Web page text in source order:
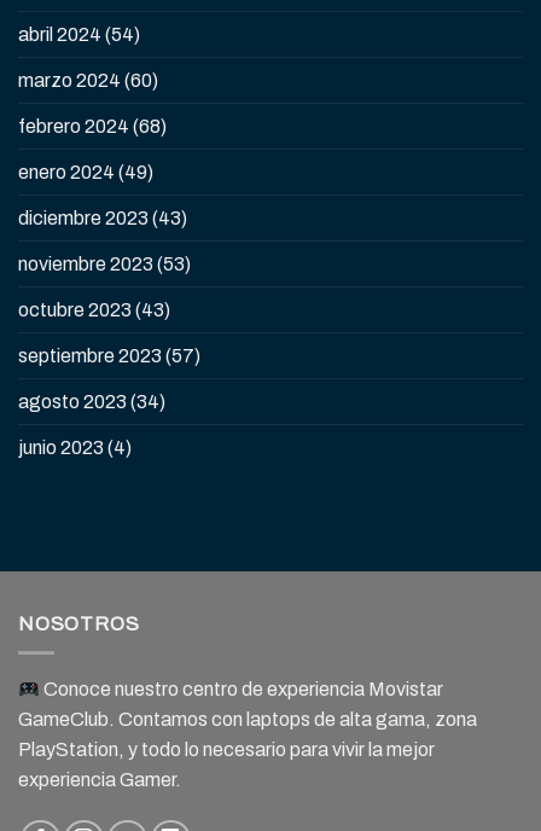
abril 2024 (54)
marzo 2024 (60)
febrero 2024 (68)
enero 2024 (49)
diciembre 2023 (43)
noviembre 2023 (53)
octubre 2023 (43)
septiembre 2023 (57)
agosto 2023 (34)
junio 2023 (4)
NOSOTROS
Conoce nuestro centro de experiencia Movistar
GameClub. Contamos con laptops de alta gama, zona
PlayStation, y todo lo necesario para vivir la mejor
experiencia Gamer.